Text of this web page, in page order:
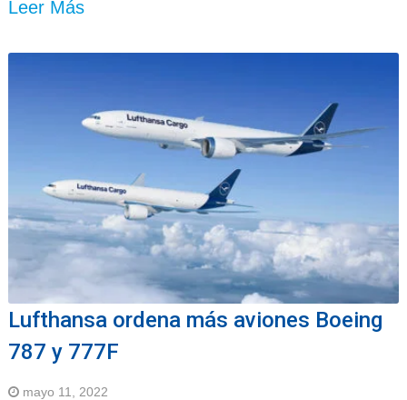
Leer Más
Lufthansa ordena más aviones Boeing
787 y 777F
mayo 11, 2022